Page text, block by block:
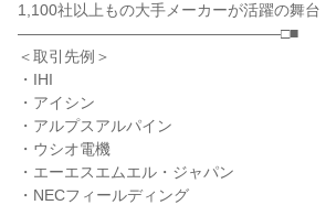
1,100社以上もの大手メーカーが活躍の舞台
―――――――――――――――――□■
＜取引先例＞
・IHI
・アイシン
・アルプスアルパイン
・ウシオ電機
・エーエスエムエル・ジャパン
・NECフィールディング